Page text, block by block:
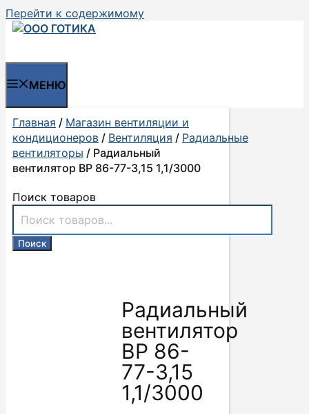
Перейти к содержимому
МЕНЮ
Главная / Магазин вентиляции и
кондиционеров / Вентиляция / Радиальные
вентиляторы / Радиальный
вентилятор ВР 86-77-3,15 1,1/3000
Поиск товаров
Поиск
Радиальный
вентилятор
ВР 86-
77-3,15
1,1/3000